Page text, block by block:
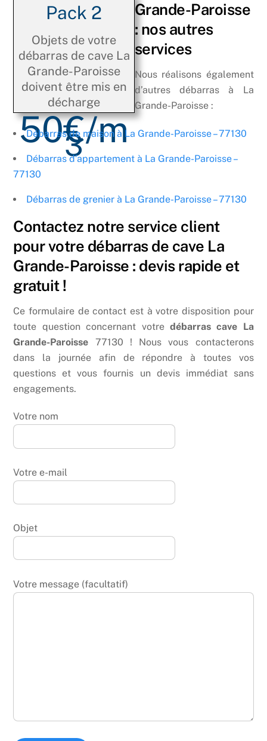
Pack 2
Objets de votre
débarras de cave La
Grande-Paroisse
doivent être mis en
décharge
50€/m
3
Grande-Paroisse
: nos autres
services
Nous réalisons également
d’autres débarras à La
Grande-Paroisse :
Débarras de maison à La Grande-Paroisse – 77130
Débarras d’appartement à La Grande-Paroisse –
77130
Débarras de grenier à La Grande-Paroisse – 77130
Contactez notre service client
pour votre débarras de cave La
Grande-Paroisse : devis rapide et
gratuit !
Ce formulaire de contact est à votre disposition pour
toute question concernant votre débarras cave La
Grande-Paroisse 77130 ! Nous vous contacterons
dans la journée afin de répondre à toutes vos
questions et vous fournis un devis immédiat sans
engagements.
Votre nom
Votre e-mail
Objet
Votre message (facultatif)